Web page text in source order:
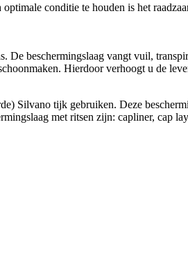
conditie te houden is het
De beschermingslaag vangt vuil,
Hierdoor verhoogt u de
Silvano tijk gebruiken. Deze
met ritsen zijn: capliner, cap